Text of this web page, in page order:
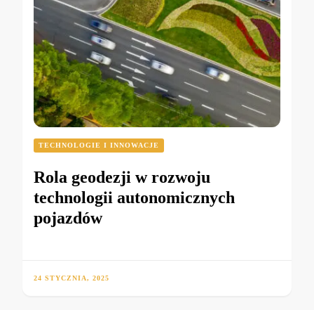
TECHNOLOGIE I INNOWACJE
Rola geodezji w rozwoju
technologii autonomicznych
pojazdów
24 STYCZNIA, 2025